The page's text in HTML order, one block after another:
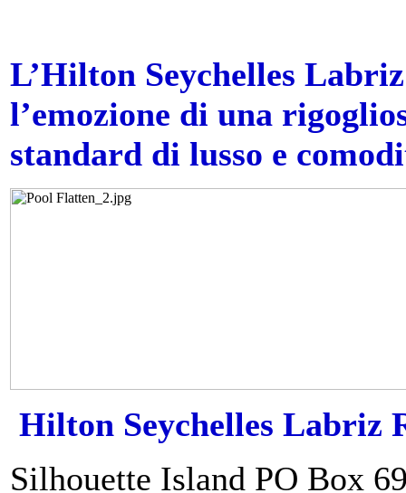
L’Hilton Seychelles
l’emozione di una
standard di lusso e
Hilton Seychelles Labriz
Silhouette Island PO Box